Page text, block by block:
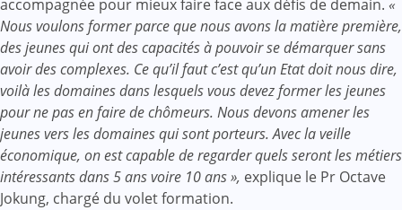
accompagnée pour mieux faire face aux défis de demain. «
Nous voulons former parce que nous avons la matière première,
des jeunes qui ont des capacités à pouvoir se démarquer sans
avoir des complexes. Ce qu’il faut c’est qu’un Etat doit nous dire,
voilà les domaines dans lesquels vous devez former les jeunes
pour ne pas en faire de chômeurs. Nous devons amener les
jeunes vers les domaines qui sont porteurs. Avec la veille
économique, on est capable de regarder quels seront les métiers
intéressants dans 5 ans voire 10 ans », explique le Pr Octave
Jokung, chargé du volet formation.